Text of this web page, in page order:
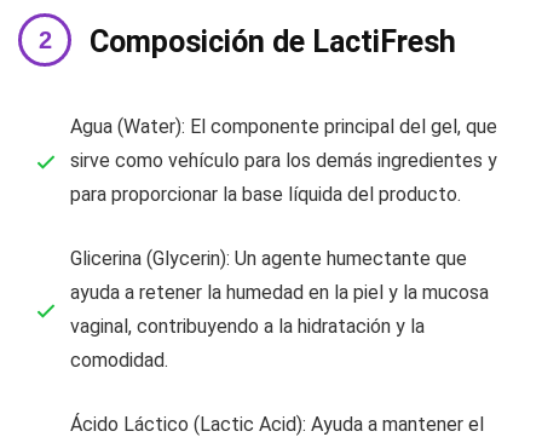
Composición de LactiFresh
Agua (Water): El componente principal del gel, que
sirve como vehículo para los demás ingredientes y
para proporcionar la base líquida del producto.
Glicerina (Glycerin): Un agente humectante que
ayuda a retener la humedad en la piel y la mucosa
vaginal, contribuyendo a la hidratación y la
comodidad.
Ácido Láctico (Lactic Acid): Ayuda a mantener el